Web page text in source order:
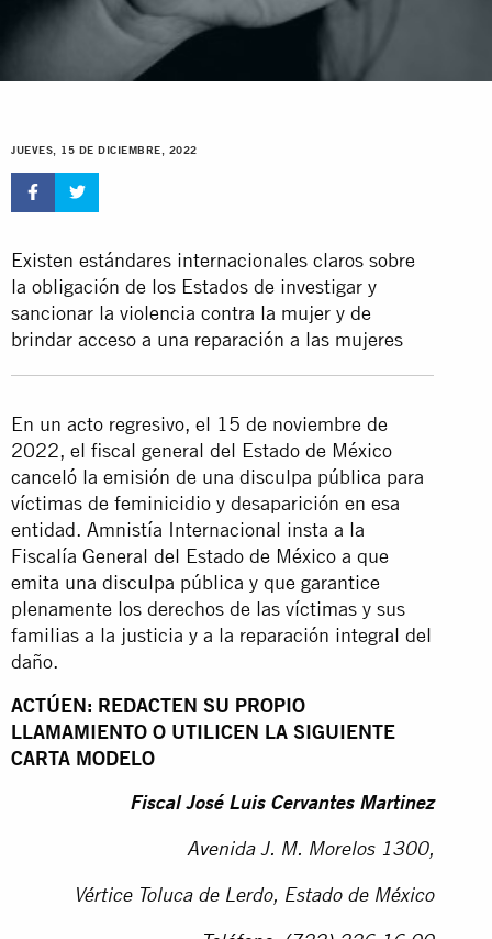
JUEVES, 15 DE DICIEMBRE, 2022
Existen estándares internacionales claros sobre
la obligación de los Estados de investigar y
sancionar la violencia contra la mujer y de
brindar acceso a una reparación a las mujeres
En un acto regresivo, el 15 de noviembre de
2022, el fiscal general del Estado de México
canceló la emisión de una disculpa pública para
víctimas de feminicidio y desaparición en esa
entidad. Amnistía Internacional insta a la
Fiscalía General del Estado de México a que
emita una disculpa pública y que garantice
plenamente los derechos de las víctimas y sus
familias a la justicia y a la reparación integral del
daño.
ACTÚEN: REDACTEN SU PROPIO
LLAMAMIENTO O UTILICEN LA SIGUIENTE
CARTA MODELO
Fiscal José Luis Cervantes Martinez
Avenida J. M. Morelos 1300,
Vértice Toluca de Lerdo, Estado de México